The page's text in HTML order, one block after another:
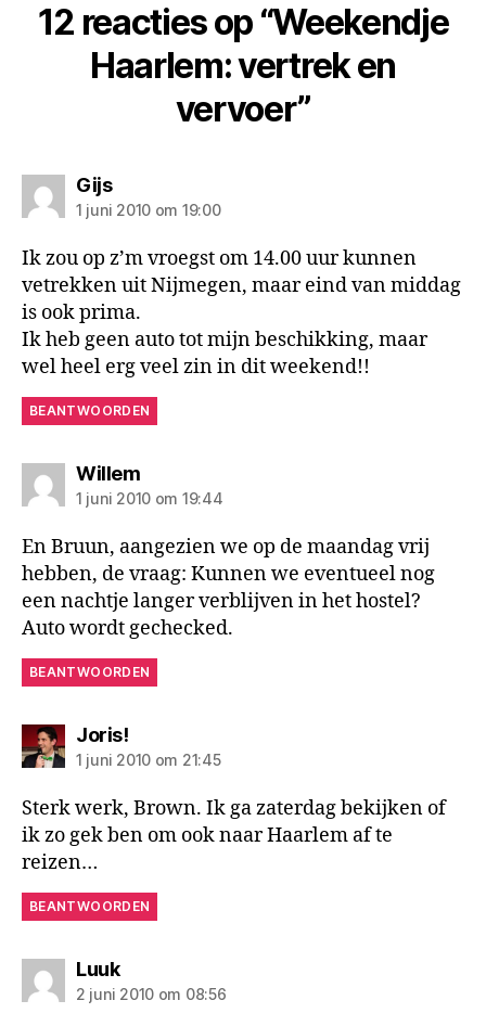
12 reacties op “Weekendje
Haarlem: vertrek en
vervoer”
Gijszegt:
1 juni 2010 om 19:00
Ik zou op z’m vroegst om 14.00 uur kunnen
vetrekken uit Nijmegen, maar eind van middag
is ook prima.
Ik heb geen auto tot mijn beschikking, maar
wel heel erg veel zin in dit weekend!!
BEANTWOORDEN
Willemzegt:
1 juni 2010 om 19:44
En Bruun, aangezien we op de maandag vrij
hebben, de vraag: Kunnen we eventueel nog
een nachtje langer verblijven in het hostel?
Auto wordt gechecked.
BEANTWOORDEN
Joris!zegt:
1 juni 2010 om 21:45
Sterk werk, Brown. Ik ga zaterdag bekijken of
ik zo gek ben om ook naar Haarlem af te
reizen…
BEANTWOORDEN
Luukzegt:
2 juni 2010 om 08:56